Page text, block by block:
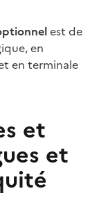
est de
en
en terminale
et
et